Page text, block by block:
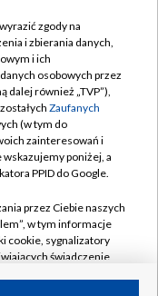
zgody na
i zbierania danych,
i ich
osobowych przez
dalej również „TVP”),
Zaufanych
(w tym do
zainteresowań i
poniżej, a
PPID do Google.
przez Ciebie naszych
w tym informacje
cookie, sygnalizatory
świadczenie